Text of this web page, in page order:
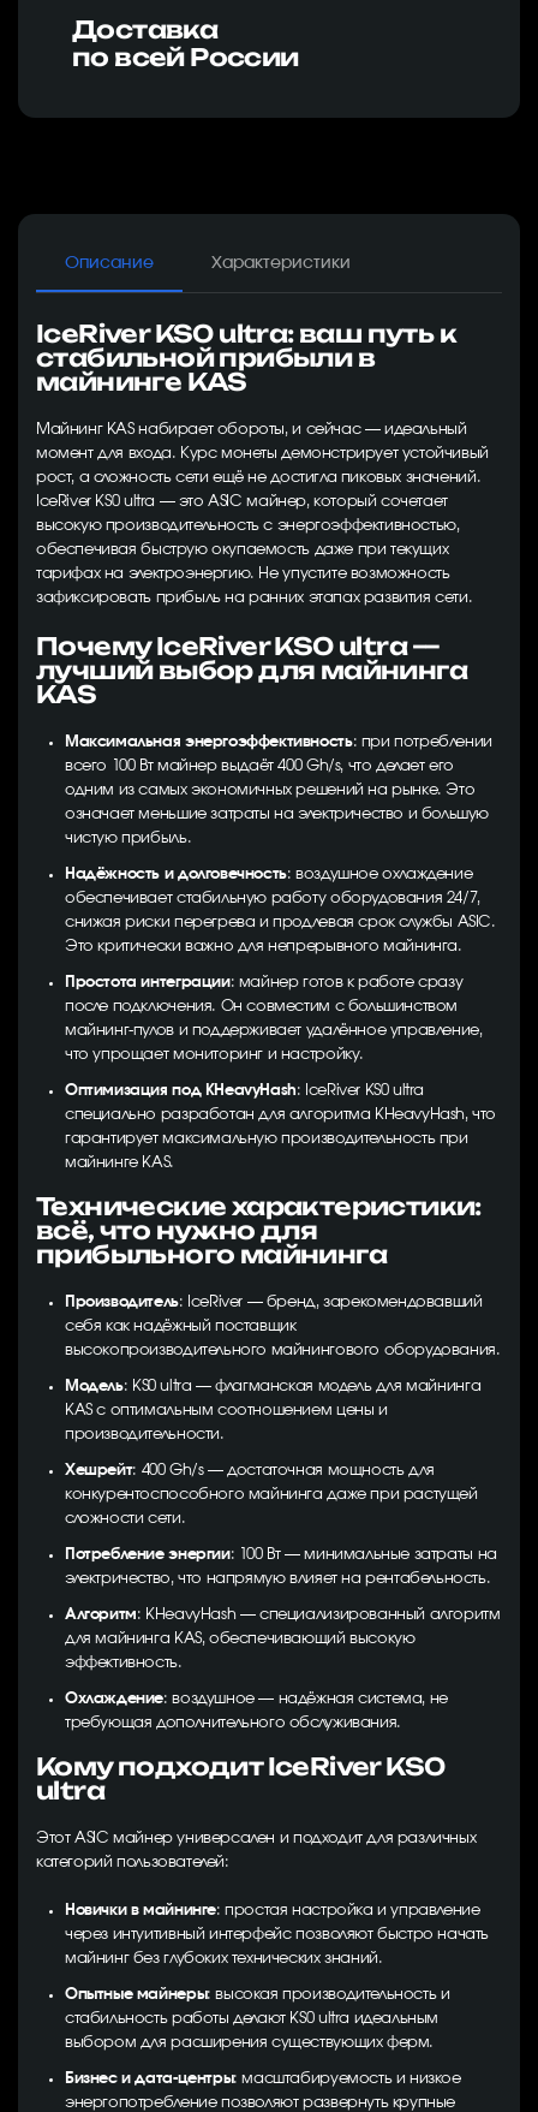
Доставка
по всей России
Описание Характеристики
IceRiver KS0 ultra: ваш путь к
стабильной прибыли в
майнинге KAS
Майнинг KAS набирает обороты, и сейчас — идеальный
момент для входа. Курс монеты демонстрирует устойчивый
рост, а сложность сети ещё не достигла пиковых значений.
IceRiver KS0 ultra — это ASIC майнер, который сочетает
высокую производительность с энергоэффективностью,
обеспечивая быструю окупаемость даже при текущих
тарифах на электроэнергию. Не упустите возможность
зафиксировать прибыль на ранних этапах развития сети.
Почему IceRiver KS0 ultra —
лучший выбор для майнинга
KAS
Максимальная энергоэффективность: при потреблении
всего 100 Вт майнер выдаёт 400 Gh/s, что делает его
одним из самых экономичных решений на рынке. Это
означает меньшие затраты на электричество и большую
чистую прибыль.
Надёжность и долговечность: воздушное охлаждение
обеспечивает стабильную работу оборудования 24/7,
снижая риски перегрева и продлевая срок службы ASIC.
Это критически важно для непрерывного майнинга.
Простота интеграции: майнер готов к работе сразу
после подключения. Он совместим с большинством
майнинг-пулов и поддерживает удалённое управление,
что упрощает мониторинг и настройку.
Оптимизация под KHeavyHash: IceRiver KS0 ultra
специально разработан для алгоритма KHeavyHash, что
гарантирует максимальную производительность при
майнинге KAS.
Технические характеристики:
всё, что нужно для
прибыльного майнинга
Производитель: IceRiver — бренд, зарекомендовавший
себя как надёжный поставщик
высокопроизводительного майнингового оборудования.
Модель: KS0 ultra — флагманская модель для майнинга
KAS с оптимальным соотношением цены и
производительности.
Хешрейт: 400 Gh/s — достаточная мощность для
конкурентоспособного майнинга даже при растущей
сложности сети.
Потребление энергии: 100 Вт — минимальные затраты на
электричество, что напрямую влияет на рентабельность.
Алгоритм: KHeavyHash — специализированный алгоритм
для майнинга KAS, обеспечивающий высокую
эффективность.
Охлаждение: воздушное — надёжная система, не
требующая дополнительного обслуживания.
Кому подходит IceRiver KS0
ultra
Этот ASIC майнер универсален и подходит для различных
категорий пользователей:
Новички в майнинге: простая настройка и управление
через интуитивный интерфейс позволяют быстро начать
майнинг без глубоких технических знаний.
Опытные майнеры: высокая производительность и
стабильность работы делают KS0 ultra идеальным
выбором для расширения существующих ферм.
Бизнес и дата-центры: масштабируемость и низкое
энергопотребление позволяют развернуть крупные